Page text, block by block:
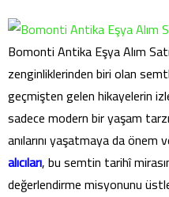
Bomonti Antika Eşya Alım
zenginliklerinden biri olan
geçmişten gelen hikayelerin
sadece modern bir yaşam
anılarını yaşatmaya da önem
alıcıları, bu semtin tarihî
değerlendirme misyonunu